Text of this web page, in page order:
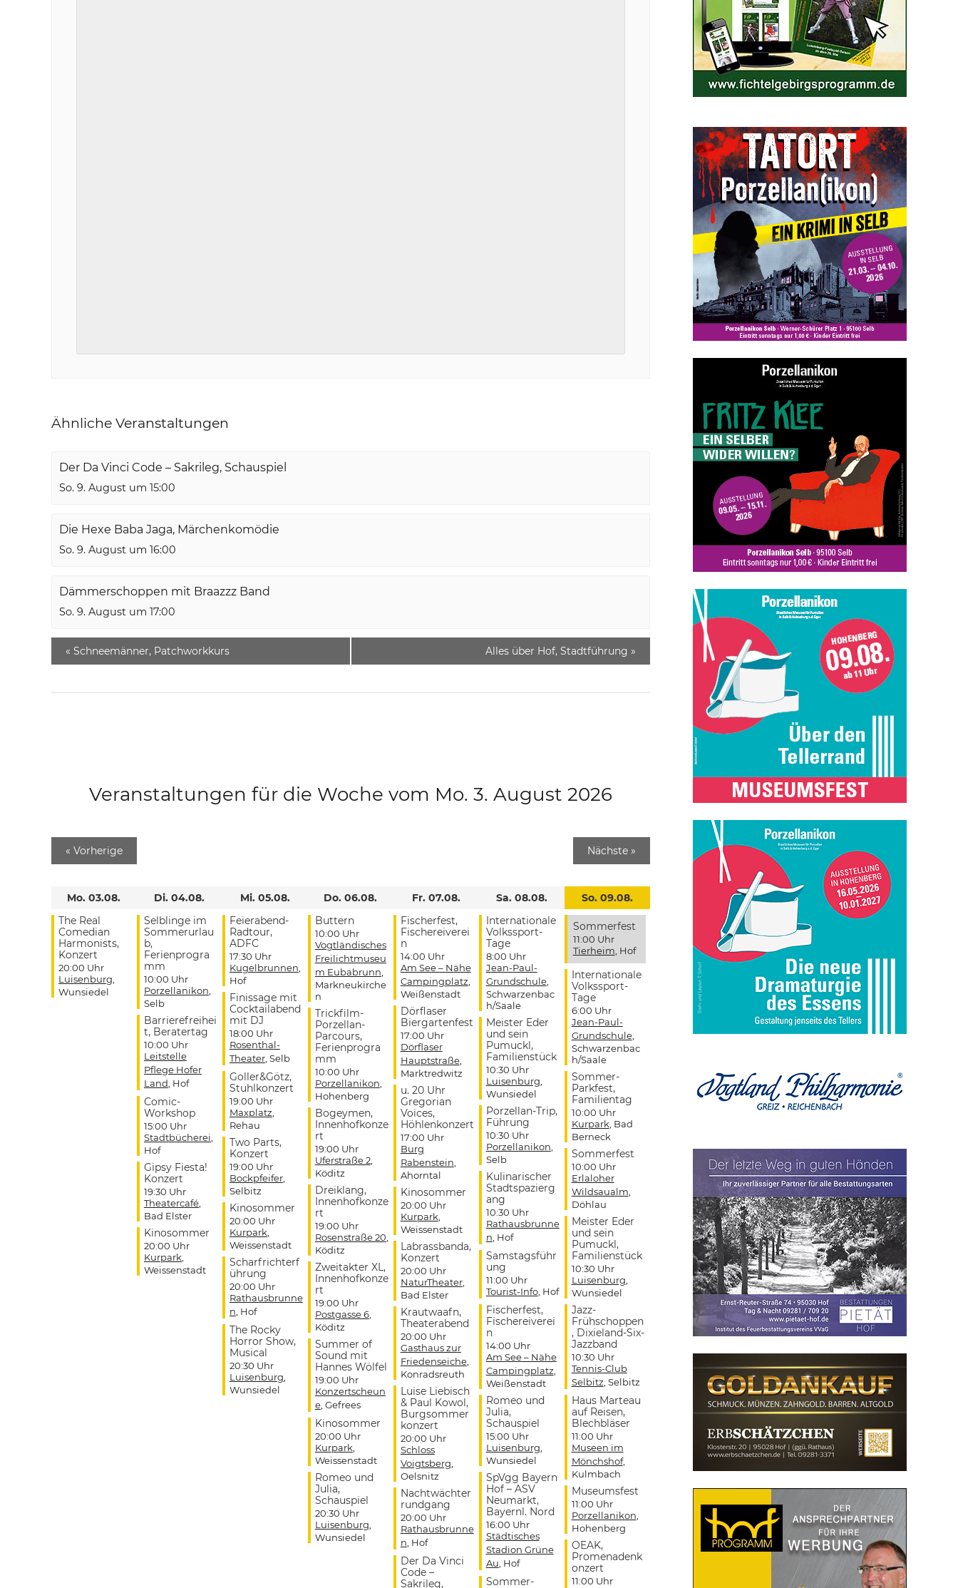
Ähnliche Veranstaltungen
Der Da Vinci Code – Sakrileg, Schauspiel
So. 9. August um 15:00
Die Hexe Baba Jaga, Märchenkomödie
So. 9. August um 16:00
Dämmerschoppen mit Braazzz Band
So. 9. August um 17:00
« Schneemänner, Patchworkkurs Alles über Hof, Stadtführung »
Veranstaltungen für die Woche vom Mo. 3. August 2026
« Vorherige Nächste »
Mo. 03.08.
The Real
Comedian
Harmonists,
Konzert
20:00 Uhr
Luisenburg
Wunsiedel
Di. 04.08.
Selblinge im
Sommerurlau
b,
Ferienprogra
mm
10:00 Uhr
Porzellanikon
Selb
Barrierefreihei
t, Beratertag
10:00 Uhr
Leitstelle
Pflege Hofer
Land , Hof
Comic-
Workshop
15:00 Uhr
Stadtbücherei
Hof
Gipsy Fiesta!
Konzert
19:30 Uhr
Theatercafé,
Bad Elster
Kinosommer
20:00 Uhr
Kurpark
Weissenstadt
Mi. 05.08.
Feierabend-
Radtour,
ADFC
17:30 Uhr
Kugelbrunnen
Hof
Finissage mit
Cocktailabend
mit DJ
18:00 Uhr
Rosenthal-
Theater, Selb
Goller&Götz,
Stuhlkonzert
19:00 Uhr
Maxplatz
Rehau
Two Parts,
Konzert
19:00 Uhr
Bockpfeifer,
Selbitz
Kinosommer
20:00 Uhr
Kurpark
Weissenstadt
Scharfrichterf
ührung
20:00 Uhr
Rathausbrunne
n , Hof
The Rocky
Horror Show,
Musical
20:30 Uhr
Luisenburg
Wunsiedel
Do. 06.08.
Buttern
10:00 Uhr
Vogtländisches
Freilichtmuseu
m Eubabrunn
Markneukirche
n
Trickfilm-
Porzellan-
Parcours,
Ferienprogra
mm
10:00 Uhr
Porzellanikon
Hohenberg
Bogeymen,
Innenhofkonze
rt
19:00 Uhr
Uferstraße 2,
Köditz
Dreiklang,
Innenhofkonze
rt
19:00 Uhr
Rosenstraße 20
Köditz
Zweitakter XL,
Innenhofkonze
rt
19:00 Uhr
Postgasse 6,
Köditz
Summer of
Sound mit
Hannes Wölfel
19:00 Uhr
Konzertscheun
e, Gefrees
Kinosommer
20:00 Uhr
Kurpark
Weissenstadt
Romeo und
Julia,
Schauspiel
20:30 Uhr
Luisenburg
Wunsiedel
Fr. 07.08.
Fischerfest,
Fischereiverei
n
14:00 Uhr
Am See – Nähe
Campingplatz
Weißenstadt
Dörflaser
Biergartenfest
17:00 Uhr
Dörflaser
Hauptstraße,
Marktredwitz
u. 20 Uhr
Gregorian
Voices,
Höhlenkonzert
17:00 Uhr
Burg
Rabenstein
Ahorntal
Kinosommer
20:00 Uhr
Kurpark
Weissenstadt
Labrassbanda,
Konzert
20:00 Uhr
NaturTheater,
Bad Elster
Krautwaafn,
Theaterabend
20:00 Uhr
Gasthaus zur
Friedenseiche,
Konradsreuth
Luise Liebisch
& Paul Kowol,
Burgsommer
konzert
20:00 Uhr
Schloss
Voigtsberg
Oelsnitz
Nachtwächter
rundgang
20:00 Uhr
Rathausbrunne
n , Hof
Der Da Vinci
Code –
Sakrileg,
Sa. 08.08.
Internationale
Volkssport-
Tage
8:00 Uhr
Jean-Paul-
Grundschule,
Schwarzenbac
h/Saale
Meister Eder
und sein
Pumuckl,
Familienstück
10:30 Uhr
Luisenburg
Wunsiedel
Porzellan-Trip,
Führung
10:30 Uhr
Porzellanikon
Selb
Kulinarischer
Stadtspazierg
ang
10:30 Uhr
Rathausbrunne
n , Hof
Samstagsführ
ung
11:00 Uhr
Tourist-Info, Hof
Fischerfest,
Fischereiverei
n
14:00 Uhr
Am See – Nähe
Campingplatz
Weißenstadt
Romeo und
Julia,
Schauspiel
15:00 Uhr
Luisenburg
Wunsiedel
SpVgg Bayern
Hof – ASV
Neumarkt,
Bayernl. Nord
16:00 Uhr
Städtisches
Stadion Grüne
Au , Hof
Sommer-
So. 09.08.
Sommerfest
11:00 Uhr
Tierheim , Hof
Internationale
Volkssport-
Tage
6:00 Uhr
Jean-Paul-
Grundschule,
Schwarzenbac
h/Saale
Sommer-
Parkfest,
Familientag
10:00 Uhr
Kurpark , Bad
Berneck
Sommerfest
10:00 Uhr
Erlaloher
Wildsaualm
Döhlau
Meister Eder
und sein
Pumuckl,
Familienstück
10:30 Uhr
Luisenburg
Wunsiedel
Jazz-
Frühschoppen
, Dixieland-Six-
Jazzband
10:30 Uhr
Tennis-Club
Selbitz , Selbitz
Haus Marteau
auf Reisen,
Blechbläser
11:00 Uhr
Museen im
Mönchshof,
Kulmbach
Museumsfest
11:00 Uhr
Porzellanikon
Hohenberg
OEAK,
Promenadenk
onzert
11:00 Uhr